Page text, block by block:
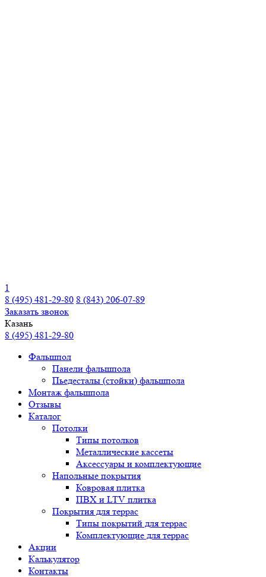
1
8 (495) 481-29-80 8 (843) 206-07-89
Заказать звонок
Казань
8 (495) 481-29-80
Фальшпол
Панели фальшпола
Пьедесталы (стойки) фальшпола
Монтаж фальшпола
Отзывы
Каталог
Потолки
Типы потолков
Металлические кассеты
Аксессуары и комплектующие
Напольные покрытия
Ковровая плитка
ПВХ и LTV плитка
Покрытия для террас
Типы покрытий для террас
Комплектующие для террас
Акции
Калькулятор
Контакты